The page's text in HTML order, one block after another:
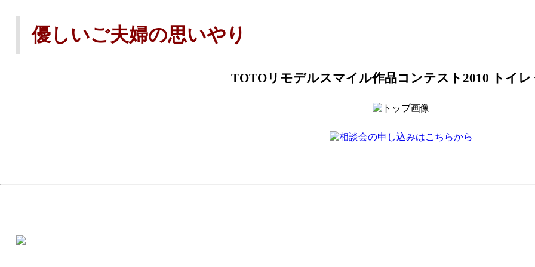
優しいご夫婦の思いやり
TOTOリモデルスマイル作品コンテスト2010 トイレ